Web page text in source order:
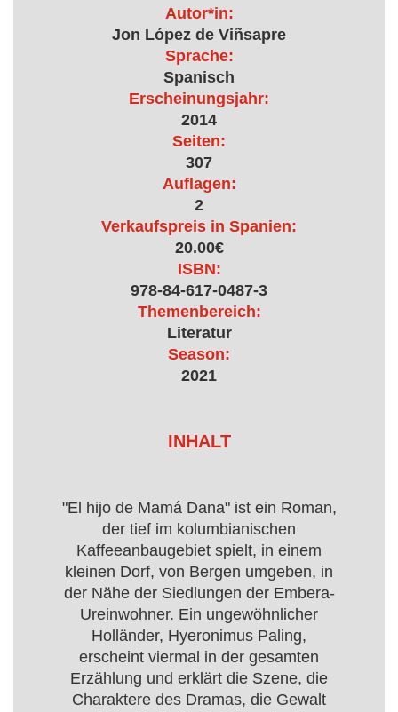
Autor*in:
Jon López de Viñsapre
Sprache:
Spanisch
Erscheinungsjahr:
2014
Seiten:
307
Auflagen:
2
Verkaufspreis in Spanien:
20.00€
ISBN:
978-84-617-0487-3
Themenbereich:
Literatur
Season:
2021
INHALT
"El hijo de Mamá Dana" ist ein Roman,
der tief im kolumbianischen
Kaffeeanbaugebiet spielt, in einem
kleinen Dorf, von Bergen umgeben, in
der Nähe der Siedlungen der Embera-
Ureinwohner. Ein ungewöhnlicher
Holländer, Hyeronimus Paling,
erscheint viermal in der gesamten
Erzählung und erklärt die Szene, die
Charaktere des Dramas, die Gewalt